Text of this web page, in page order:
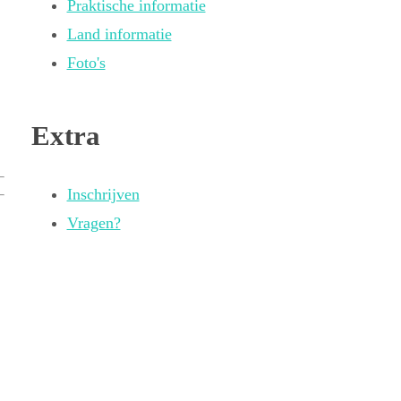
Praktische informatie
Land informatie
Foto's
Extra
Inschrijven
Vragen?